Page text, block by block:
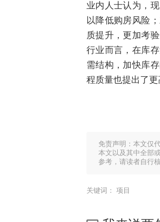
业内人士认为，
以降低购房风险
质提升，更加考
行业而言，在库
需结构，加快库
程质量也提出了更
免责声明：本文仅
本文以及其中全部
参考，请读者自行
关键词： 项目